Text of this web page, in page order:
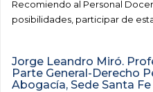
Recomiendo al Personal
posibilidades, participar de
Jorge Leandro Miró.
Parte General-Derecho
Abogacía, Sede Santa Fe